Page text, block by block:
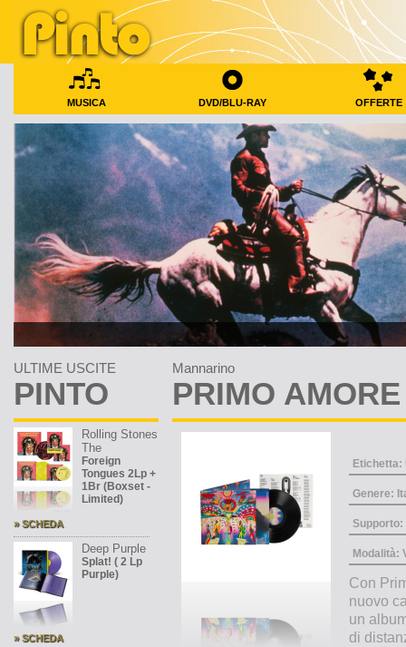
MUSICA DVD/BLU-RAY OFFERTE
ULTIME USCITE
PINTO
Rolling Stones
The
Foreign
Tongues 2Lp +
1Br (Boxset -
Limited)
» SCHEDA
Deep Purple
Splat! ( 2 Lp
Purple)
» SCHEDA
Mannarino
PRIMO AMORE
Etichetta:
Genere:
Supporto:
Modalità:
Con
nuovo
un
di